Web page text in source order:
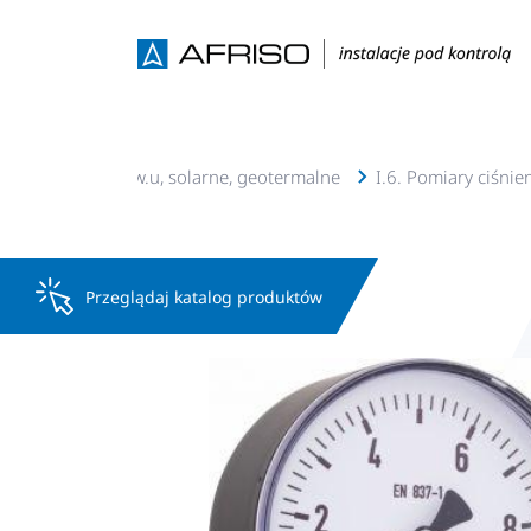
c.o., c.w.u, solarne, geotermalne I.6. Pomiary
Przeglądaj katalog produktów